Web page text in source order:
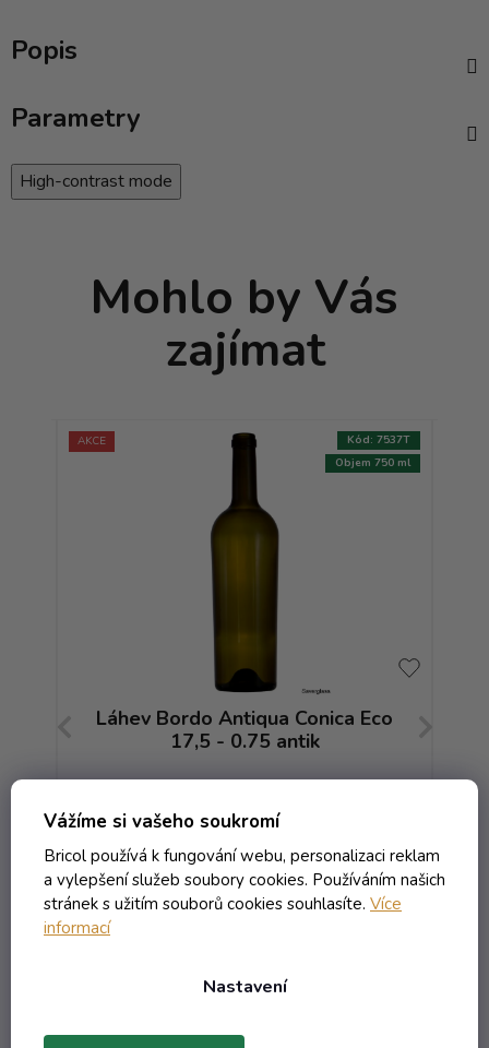
Vážíme si vašeho soukromí
Bricol používá k fungování webu, personalizaci reklam
a vylepšení služeb soubory cookies. Používáním našich
stránek s užitím souborů cookies souhlasíte. Více
informací
Nastavení
Popis
Parametry
High-contrast mode
Mohlo by Vás
zajímat
AKCE
Láhev Bordo Antiqua Conica Eco
17,5 - 0.75 antik
Skladem
6,04 Kč včetně DPH
4,99 Kč/ ks
26,74 Kč (-81%)
Objem 750 ml
Kód: 7537T